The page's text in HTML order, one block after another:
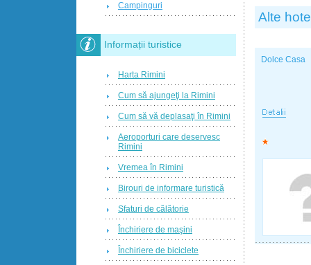
Alte
Dolce Casa
Campinguri
Informații turistice
Harta Rimini
Cum să ajungeţi la Rimini
Cum să vă deplasaţi în Rimini
Aeroporturi care deservesc
Rimini
Vremea în Rimini
Birouri de informare turistică
Sfaturi de călătorie
Închiriere de maşini
Închiriere de biciclete